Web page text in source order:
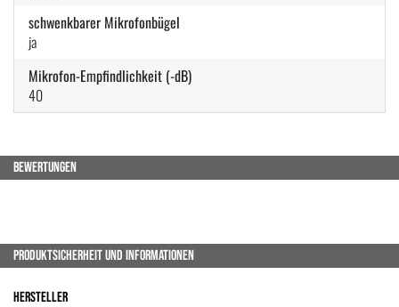
schwenkbarer Mikrofonbügel
ja
Mikrofon-Empfindlichkeit (-dB)
40
BEWERTUNGEN
PRODUKTSICHERHEIT UND INFORMATIONEN
Hersteller